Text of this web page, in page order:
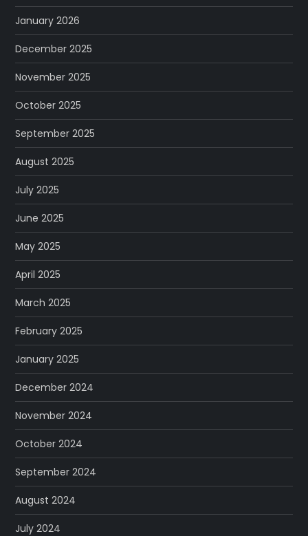
January 2026
December 2025
November 2025
October 2025
September 2025
August 2025
July 2025
June 2025
May 2025
April 2025
March 2025
February 2025
January 2025
December 2024
November 2024
October 2024
September 2024
August 2024
July 2024